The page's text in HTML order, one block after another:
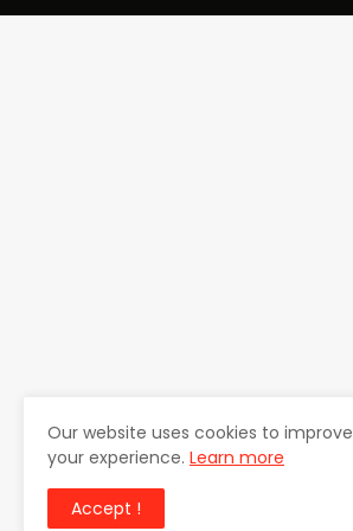
Our website uses cookies to improve
your experience. Learn more
Accept !